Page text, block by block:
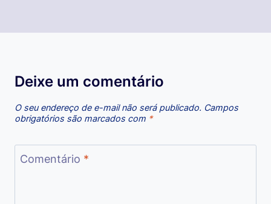
Deixe um comentário
O seu endereço de e-mail não será publicado. Campos
obrigatórios são marcados com *
Comentário *